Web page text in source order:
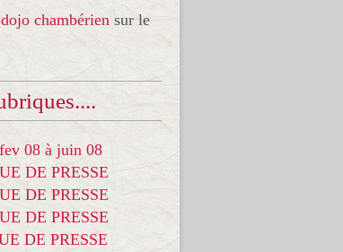
dojo chambérien sur le
08 à juin 08
DE PRESSE
DE PRESSE
DE PRESSE
DE PRESSE